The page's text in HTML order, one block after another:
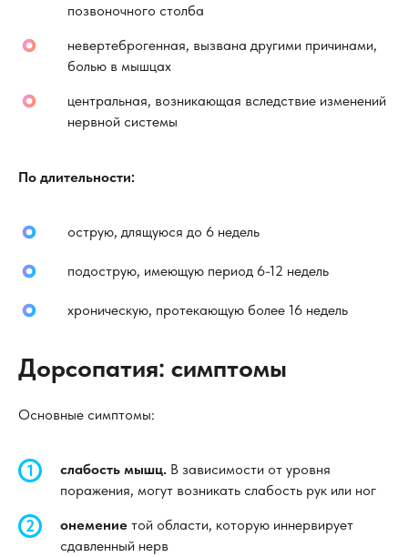
позвоночного столба
невертеброгенная, вызвана другими причинами,
болью в мышцах
центральная, возникающая вследствие изменений
нервной системы
По длительности:
острую, длящуюся до 6 недель
подострую, имеющую период 6-12 недель
хроническую, протекающую более 16 недель
Дорсопатия: симптомы
Основные симптомы:
слабость мышц. В зависимости от уровня
поражения, могут возникать слабость рук или ног
онемение той области, которую иннервирует
сдавленный нерв